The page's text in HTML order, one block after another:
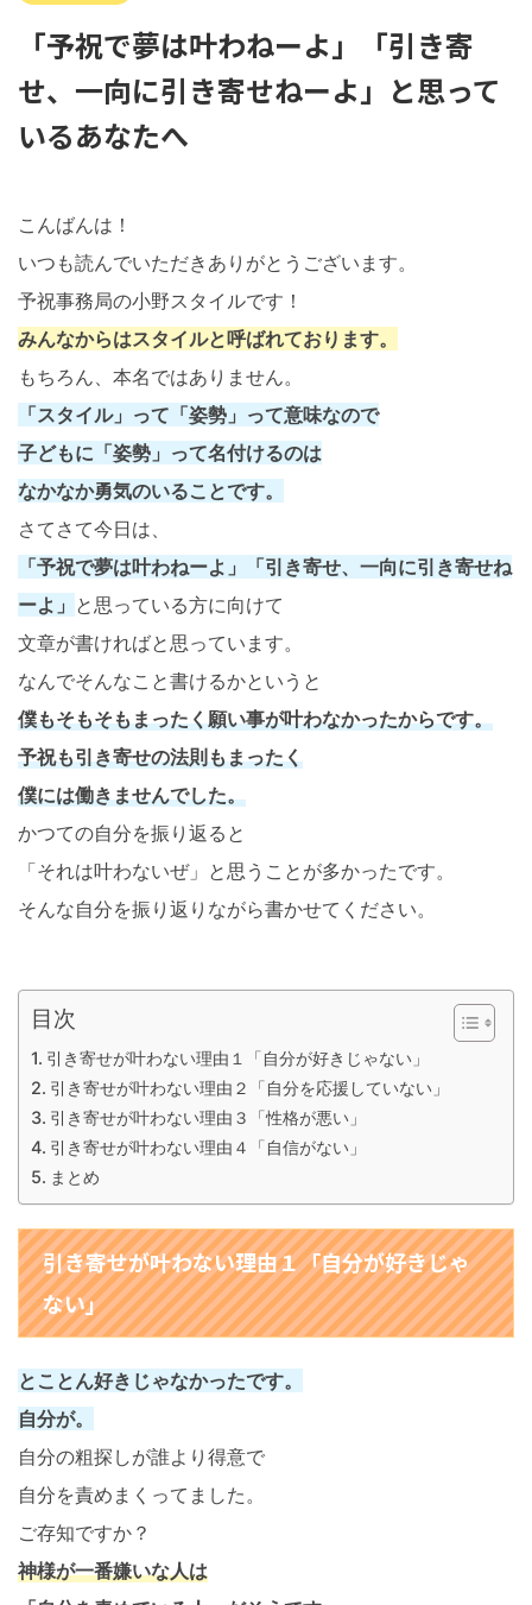
「予祝で夢は叶わねーよ」「引き寄
せ、一向に引き寄せねーよ」と思って
いるあなたへ
こんばんは！
いつも読んでいただきありがとうございます。
予祝事務局の小野スタイルです！
みんなからはスタイルと呼ばれております。
もちろん、本名ではありません。
「スタイル」って「姿勢」って意味なので
子どもに「姿勢」って名付けるのは
なかなか勇気のいることです。
さてさて今日は、
「予祝で夢は叶わねーよ」「引き寄せ、一向に引き寄せね
ーよ」 と思っている方に向けて
文章が書ければと思っています。
なんでそんなこと書けるかというと
僕もそもそもまったく願い事が叶わなかったからです。
予祝も引き寄せの法則もまったく
僕には働きませんでした。
かつての自分を振り返ると
「それは叶わないぜ」と思うことが多かったです。
そんな自分を振り返りながら書かせてください。
目次
引き寄せが叶わない理由１「自分が好きじゃない」
引き寄せが叶わない理由２「自分を応援していない」
引き寄せが叶わない理由３「性格が悪い」
引き寄せが叶わない理由４「自信がない」
まとめ
引き寄せが叶わない理由１「自分が好きじゃ
ない」
とことん好きじゃなかったです。
自分が。
自分の粗探しが誰より得意で
自分を責めまくってました。
ご存知ですか？
神様が一番嫌いな人は